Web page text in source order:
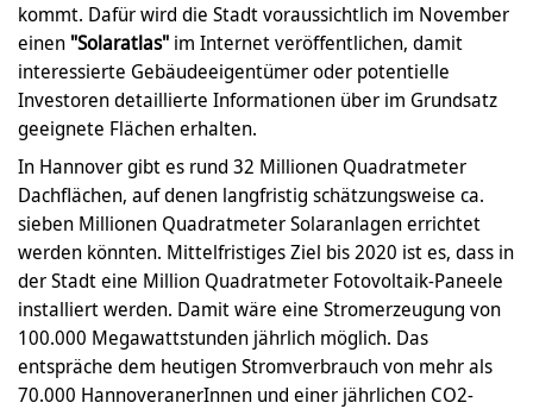
kommt. Dafür wird die Stadt voraussichtlich im November
einen "Solaratlas" im Internet veröffentlichen, damit
interessierte Gebäudeeigentümer oder potentielle
Investoren detaillierte Informationen über im Grundsatz
geeignete Flächen erhalten.
In Hannover gibt es rund 32 Millionen Quadratmeter
Dachflächen, auf denen langfristig schätzungsweise ca.
sieben Millionen Quadratmeter Solaranlagen errichtet
werden könnten. Mittelfristiges Ziel bis 2020 ist es, dass in
der Stadt eine Million Quadratmeter Fotovoltaik-Paneele
installiert werden. Damit wäre eine Stromerzeugung von
100.000 Megawattstunden jährlich möglich. Das
entspräche dem heutigen Stromverbrauch von mehr als
70.000 HannoveranerInnen und einer jährlichen CO2-